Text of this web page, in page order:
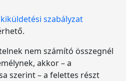
kiküldetési szabályzat
nem számító összegnél
akkor – a
szerint – a felettes részt